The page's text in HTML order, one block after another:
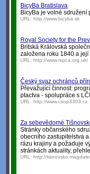
BicyBa Bratislava
BicyBa je volné
URL: http://www.bicyba.sk
Royal Society for the
Britská Královská
založena roku 1840 a
URL: http://www.rspca.org.uk/
Český svaz ochránců
Převažující činnost:
ptactva - spolupráce s
URL: http://www.csop3303.cz
Za sebevědomé
Stránky občanského
obecního zastupitelstva
rázu krajiny a požaduje
stránkách aktuality,
URL: http://